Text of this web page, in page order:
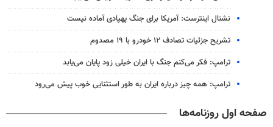
نشنال اینترست: آمریکا برای جنگ پهپادی آماده نیست
تشریح جزئیات تصادف ۱۲ خودرو با ۱۹ مصدوم
ترامپ: فکر می‌کنم جنگ با ایران خیلی زود پایان می‌یابد
ترامپ: همه چیز درباره ایران به طور استثنایی خوب پیش می‌رود
صفحه اول روزنامه‌ها